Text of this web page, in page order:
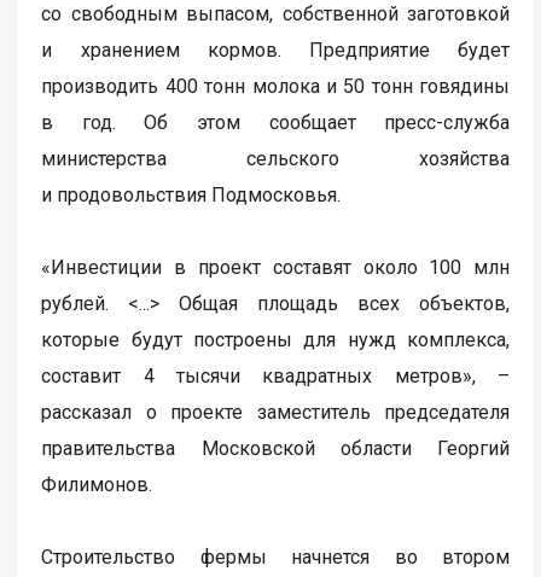
со свободным выпасом, собственной заготовкой
и хранением кормов. Предприятие будет
производить 400 тонн молока и 50 тонн говядины
в год. Об этом сообщает пресс-служба
министерства сельского хозяйства
и продовольствия Подмосковья.
«Инвестиции в проект составят около 100 млн
рублей. <...> Общая площадь всех объектов,
которые будут построены для нужд комплекса,
составит 4 тысячи квадратных метров», –
рассказал о проекте заместитель председателя
правительства Московской области Георгий
Филимонов.
Строительство фермы начнется во втором